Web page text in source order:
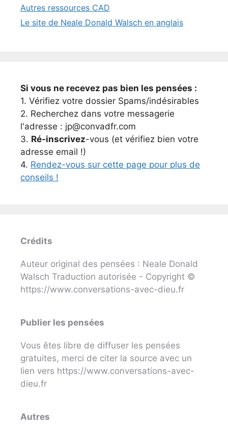
Autres ressources CAD
Le site de Neale Donald Walsch en anglais
Si vous ne recevez pas bien les pensées :
1. Vérifiez votre dossier Spams/indésirables
2. Recherchez dans votre messagerie
l'adresse : jp@convadfr.com
3. Ré-inscrivez-vous (et vérifiez bien votre
adresse email !)
4. Rendez-vous sur cette page pour plus de
conseils !
Crédits
Auteur original des pensées : Neale Donald
Walsch Traduction autorisée - Copyright ©
https://www.conversations-avec-dieu.fr
Publier les pensées
Vous êtes libre de diffuser les pensées
gratuites, merci de citer la source avec un
lien vers https://www.conversations-avec-
dieu.fr
Autres